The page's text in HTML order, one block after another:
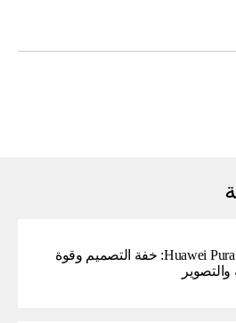
Huawei Pura 90s Pro: خفة التصميم وقوة
والتصوير